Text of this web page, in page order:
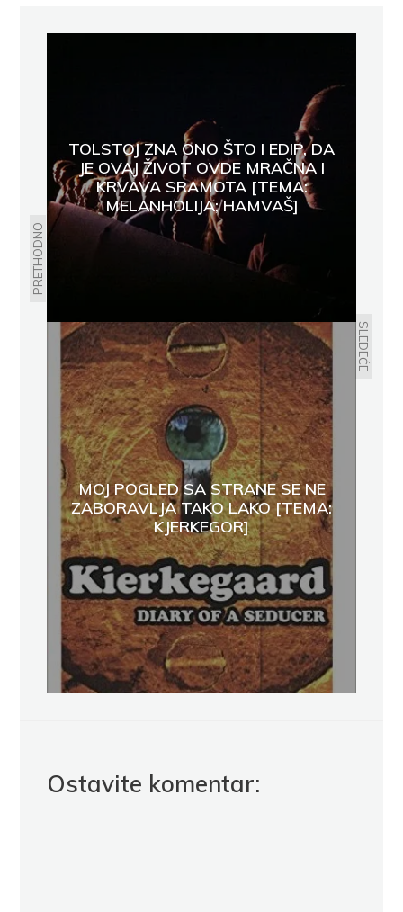
PRETHODNO
TOLSTOJ ZNA ONO ŠTO I EDIP, DA
JE OVAJ ŽIVOT OVDE MRAČNA I
KRVAVA SRAMOTA [TEMA:
MELANHOLIJA; HAMVAŠ]
SLEDEĆE
MOJ POGLED SA STRANE SE NE
ZABORAVLJA TAKO LAKO [TEMA:
KJERKEGOR]
Ostavite komentar: